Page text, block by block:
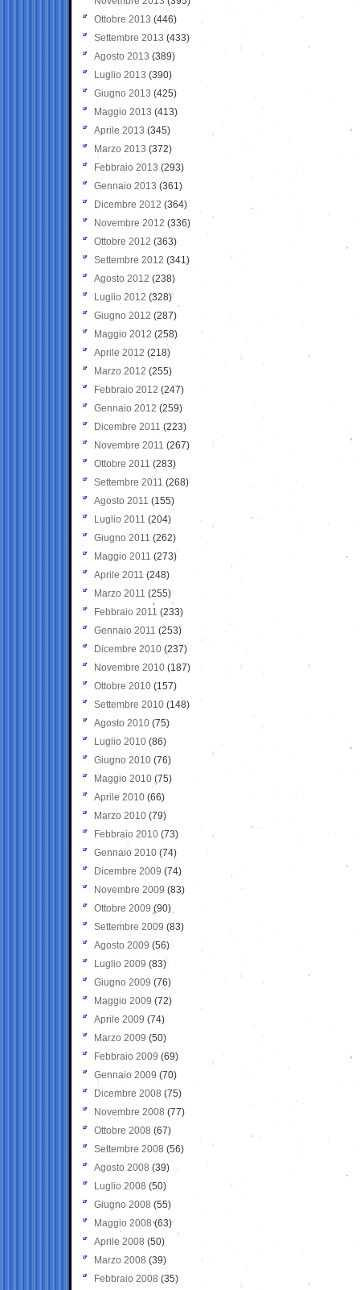
Ottobre 2013 (446)
Settembre 2013 (433)
Agosto 2013 (389)
Luglio 2013 (390)
Giugno 2013 (425)
Maggio 2013 (413)
Aprile 2013 (345)
Marzo 2013 (372)
Febbraio 2013 (293)
Gennaio 2013 (361)
Dicembre 2012 (364)
Novembre 2012 (336)
Ottobre 2012 (363)
Settembre 2012 (341)
Agosto 2012 (238)
Luglio 2012 (328)
Giugno 2012 (287)
Maggio 2012 (258)
Aprile 2012 (218)
Marzo 2012 (255)
Febbraio 2012 (247)
Gennaio 2012 (259)
Dicembre 2011 (223)
Novembre 2011 (267)
Ottobre 2011 (283)
Settembre 2011 (268)
Agosto 2011 (155)
Luglio 2011 (204)
Giugno 2011 (262)
Maggio 2011 (273)
Aprile 2011 (248)
Marzo 2011 (255)
Febbraio 2011 (233)
Gennaio 2011 (253)
Dicembre 2010 (237)
Novembre 2010 (187)
Ottobre 2010 (157)
Settembre 2010 (148)
Agosto 2010 (75)
Luglio 2010 (86)
Giugno 2010 (76)
Maggio 2010 (75)
Aprile 2010 (66)
Marzo 2010 (79)
Febbraio 2010 (73)
Gennaio 2010 (74)
Dicembre 2009 (74)
Novembre 2009 (83)
Ottobre 2009 (90)
Settembre 2009 (83)
Agosto 2009 (56)
Luglio 2009 (83)
Giugno 2009 (76)
Maggio 2009 (72)
Aprile 2009 (74)
Marzo 2009 (50)
Febbraio 2009 (69)
Gennaio 2009 (70)
Dicembre 2008 (75)
Novembre 2008 (77)
Ottobre 2008 (67)
Settembre 2008 (56)
Agosto 2008 (39)
Luglio 2008 (50)
Giugno 2008 (55)
Maggio 2008(63)
Aprile 2008 (50)
Marzo 2008 (39)
Febbraio 2008 (35)